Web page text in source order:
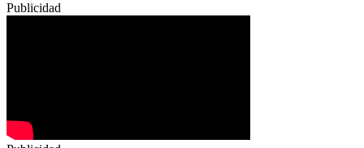
Publicidad